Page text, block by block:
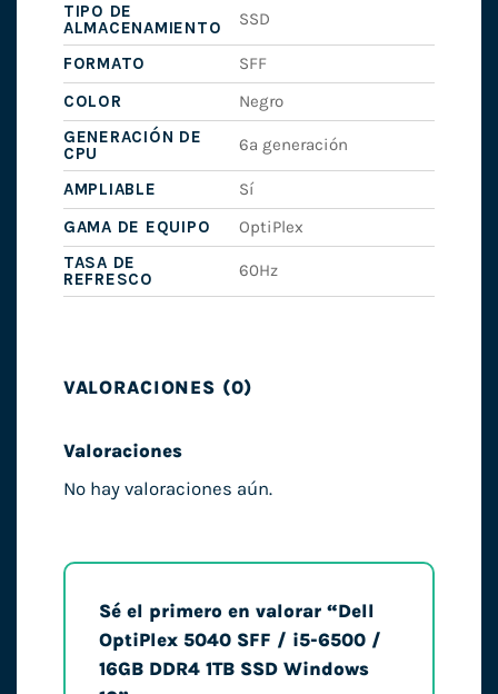
TIPO DE
ALMACENAMIENTO
SSD
FORMATO
SFF
COLOR
Negro
GENERACIÓN DE
CPU
6ª generación
AMPLIABLE
Sí
GAMA DE EQUIPO
OptiPlex
TASA DE
REFRESCO
60Hz
VALORACIONES (0)
Valoraciones
No hay valoraciones aún.
Sé el primero en valorar “Dell
OptiPlex 5040 SFF / i5-6500 /
16GB DDR4 1TB SSD Windows